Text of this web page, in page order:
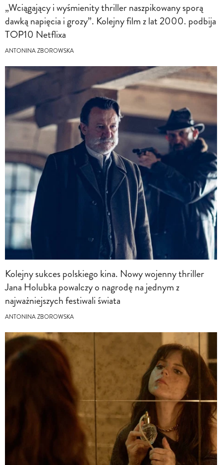
„Wciągający i wyśmienity thriller naszpikowany sporą
dawką napięcia i grozy”. Kolejny film z lat 2000. podbija
TOP10 Netflixa
ANTONINA ZBOROWSKA
Kolejny sukces polskiego kina. Nowy wojenny thriller
Jana Holubka powalczy o nagrodę na jednym z
najważniejszych festiwali świata
ANTONINA ZBOROWSKA